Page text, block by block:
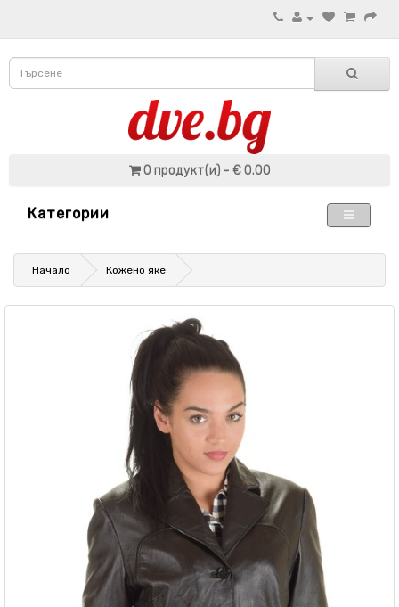
0 продукт(и) - € 0.00
Категории
Начало Кожено яке